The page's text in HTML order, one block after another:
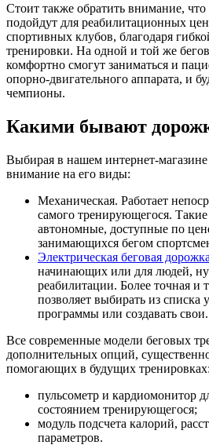
Стоит также обратить внимание,
подойдут для реабилитационных
спортивных клубов, благодаря
тренировки. На одной и той же
комфортно смогут заниматься и
опорно-двигательного аппарата, и
чемпионы.
Какими бывают
Выбирая в нашем интернет-магазине
внимание на его виды:
Механическая. Работает
самого тренирующегося.
автономные, доступные по
занимающихся бегом
Электрическая беговая дорожка
начинающих или для людей,
реабилитации. Более точная и
позволяет выбирать из
программы или создавать свои.
Все современные модели беговых
дополнительных опций,
помогающих в будущих тренировках:
пульсометр и кардиомонитор
состоянием тренирующегося;
модуль подсчета калорий,
параметров.